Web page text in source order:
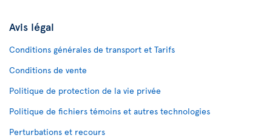
Avis légal
Conditions générales de transport et Tarifs
Conditions de vente
Politique de protection de la vie privée
Politique de fichiers témoins et autres technologies
Perturbations et recours